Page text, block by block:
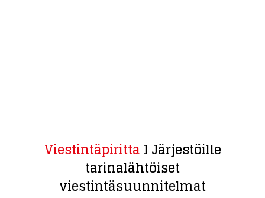
Viestintäpiritta I Järjestöille
tarinalähtöiset
viestintäsuunnitelmat